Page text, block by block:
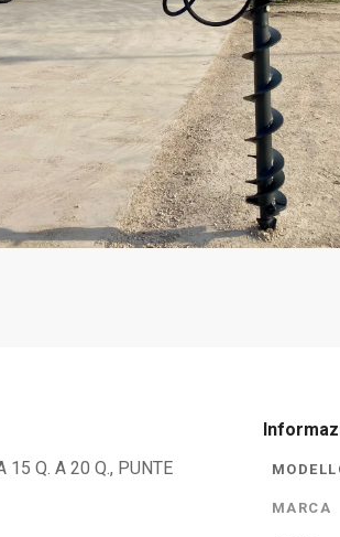
15 Q. A 20 Q., PUNTE
MARCA